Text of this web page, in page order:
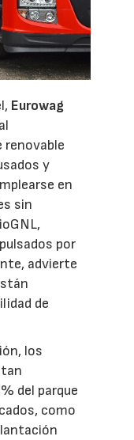
Eurowag
y
en
sin
por
advierte
de
los
del parque
como